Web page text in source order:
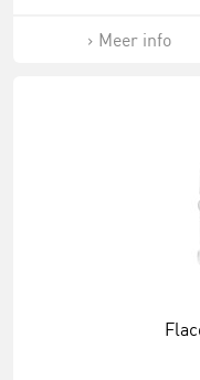
Meer info